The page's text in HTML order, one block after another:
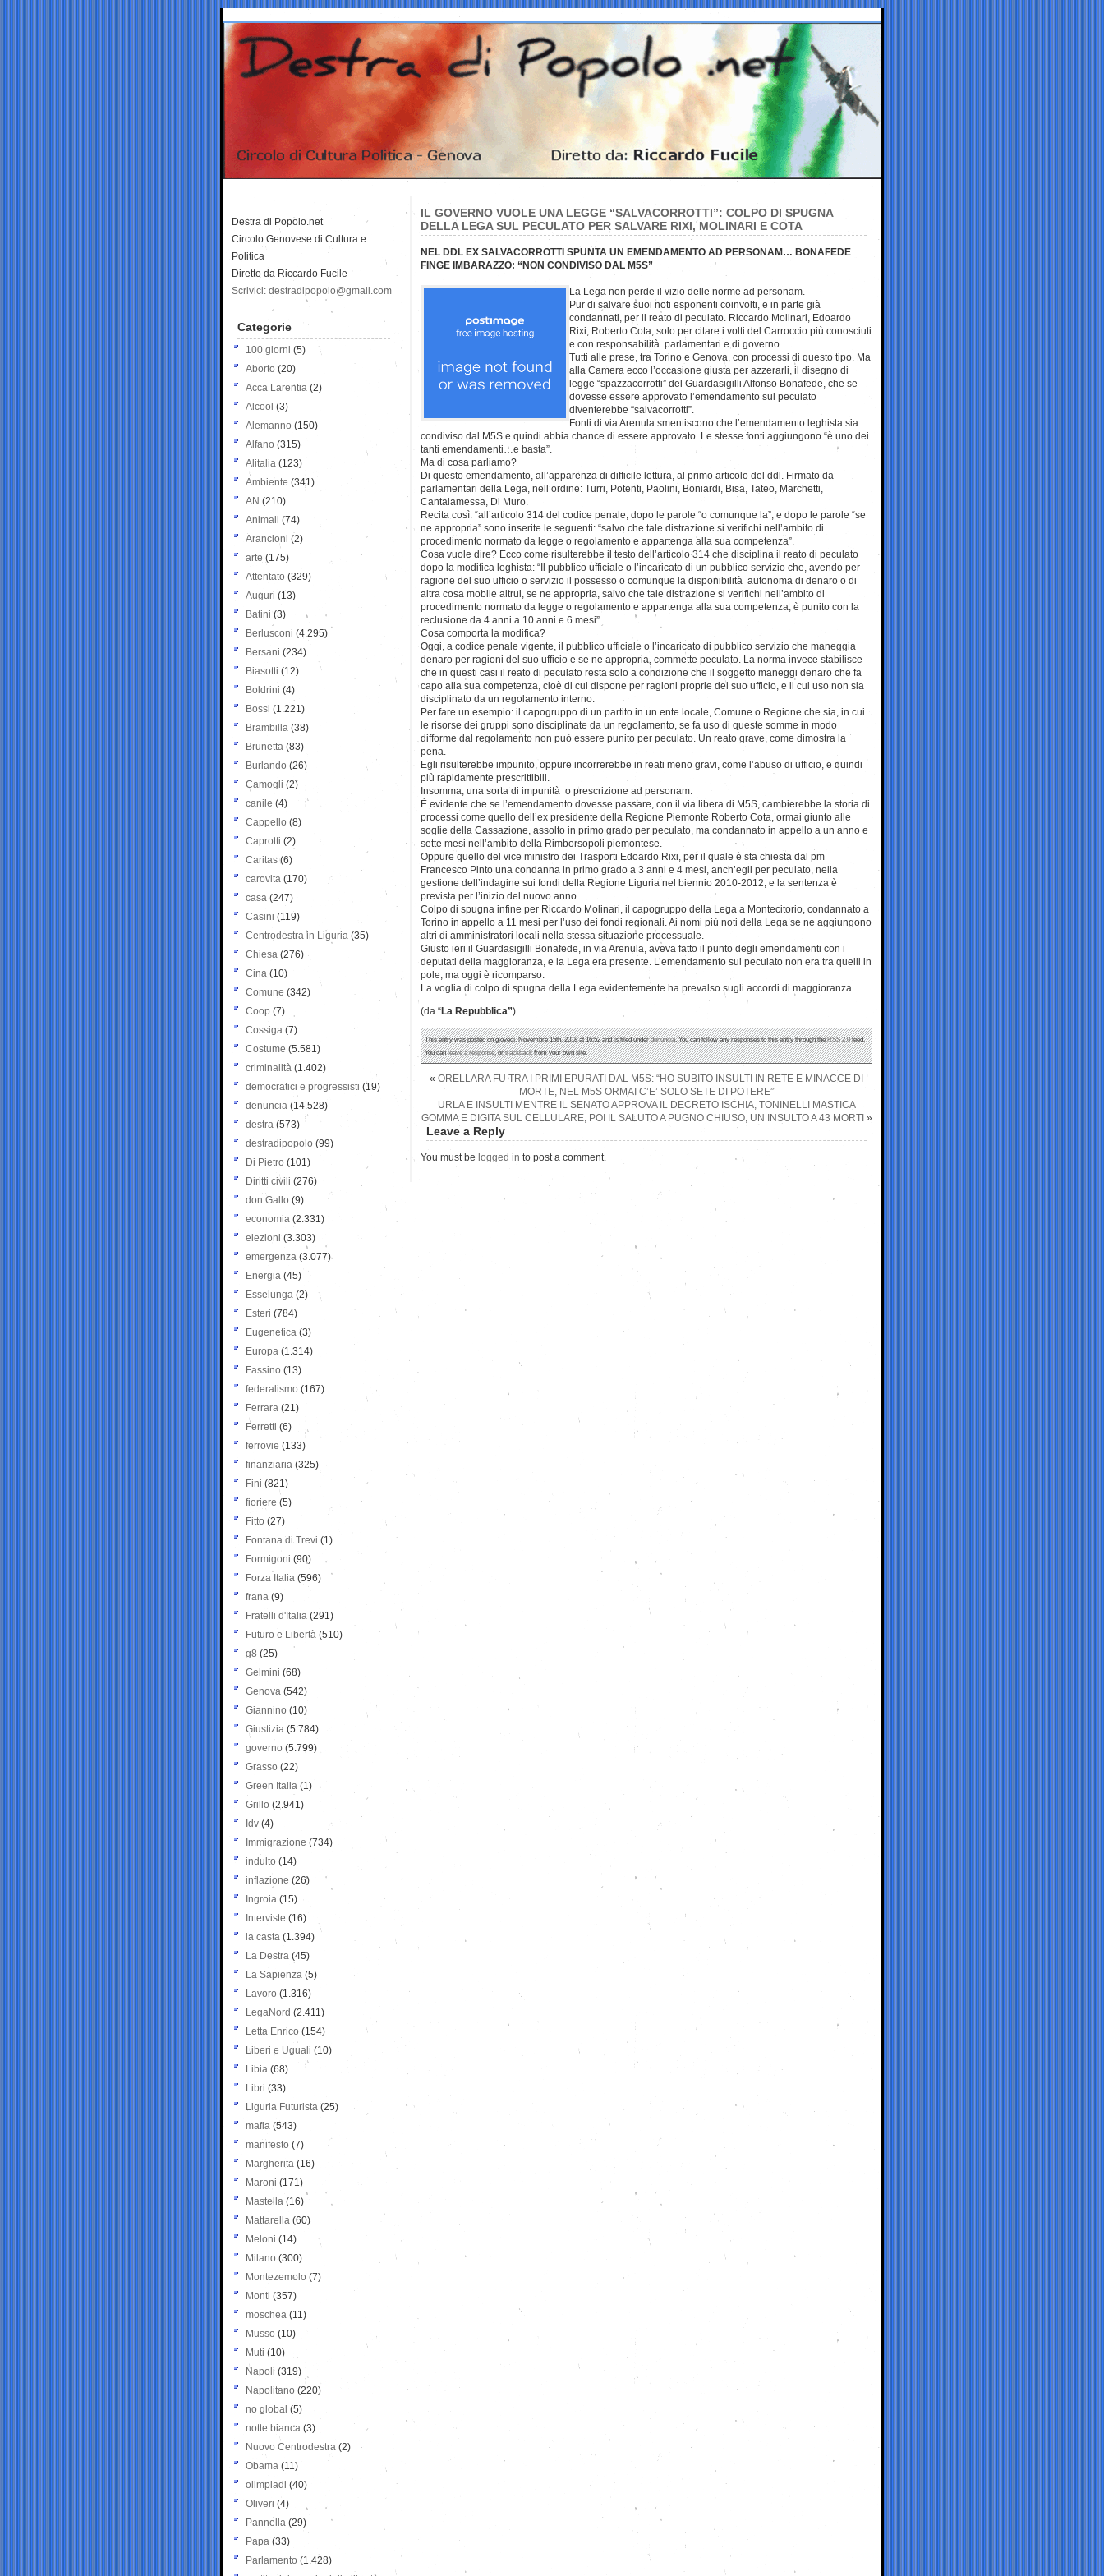
IL GOVERNO VUOLE UNA LEGGE “SALVACORROTTI”: COLPO DI SPUGNA
DELLA LEGA SUL PECULATO PER SALVARE RIXI, MOLINARI E COTA
NEL DDL EX SALVACORROTTI SPUNTA UN EMENDAMENTO AD PERSONAM… BONAFEDE
FINGE IMBARAZZO: “NON CONDIVISO DAL M5S”
La Lega non perde il vizio delle norme ad personam.
Pur di salvare suoi noti esponenti coinvolti, e in parte già
condannati, per il reato di peculato. Riccardo Molinari, Edoardo
Rixi, Roberto Cota, solo per citare i volti del Carroccio più conosciuti
e con responsabilità parlamentari e di governo.
Tutti alle prese, tra Torino e Genova, con processi di questo tipo. Ma
alla Camera ecco l’occasione giusta per azzerarli, il disegno di
legge “spazzacorrotti” del Guardasigilli Alfonso Bonafede, che se
dovesse essere approvato l’emendamento sul peculato
diventerebbe “salvacorrotti”.
Fonti di via Arenula smentiscono che l’emendamento leghista sia
condiviso dal M5S e quindi abbia chance di essere approvato. Le stesse fonti aggiungono “è uno dei
tanti emendamenti…e basta”.
Ma di cosa parliamo?
Di questo emendamento, all’apparenza di difficile lettura, al primo articolo del ddl. Firmato da
parlamentari della Lega, nell’ordine: Turri, Potenti, Paolini, Boniardi, Bisa, Tateo, Marchetti,
Cantalamessa, Di Muro.
Recita così: “all’articolo 314 del codice penale, dopo le parole “o comunque la”, e dopo le parole “se
ne appropria” sono inserite le seguenti: “salvo che tale distrazione si verifichi nell’ambito di
procedimento normato da legge o regolamento e appartenga alla sua competenza”.
Cosa vuole dire? Ecco come risulterebbe il testo dell’articolo 314 che disciplina il reato di peculato
dopo la modifica leghista: “Il pubblico ufficiale o l’incaricato di un pubblico servizio che, avendo per
ragione del suo ufficio o servizio il possesso o comunque la disponibilità autonoma di denaro o di
altra cosa mobile altrui, se ne appropria, salvo che tale distrazione si verifichi nell’ambito di
procedimento normato da legge o regolamento e appartenga alla sua competenza, è punito con la
reclusione da 4 anni a 10 anni e 6 mesi”.
Cosa comporta la modifica?
Oggi, a codice penale vigente, il pubblico ufficiale o l’incaricato di pubblico servizio che maneggia
denaro per ragioni del suo ufficio e se ne appropria, commette peculato. La norma invece stabilisce
che in questi casi il reato di peculato resta solo a condizione che il soggetto maneggi denaro che fa
capo alla sua competenza, cioè di cui dispone per ragioni proprie del suo ufficio, e il cui uso non sia
disciplinato da un regolamento interno.
Per fare un esempio: il capogruppo di un partito in un ente locale, Comune o Regione che sia, in cui
le risorse dei gruppi sono disciplinate da un regolamento, se fa uso di queste somme in modo
difforme dal regolamento non può essere punito per peculato. Un reato grave, come dimostra la
pena.
Egli risulterebbe impunito, oppure incorrerebbe in reati meno gravi, come l’abuso di ufficio, e quindi
più rapidamente prescrittibili.
Insomma, una sorta di impunità o prescrizione ad personam.
È evidente che se l’emendamento dovesse passare, con il via libera di M5S, cambierebbe la storia di
processi come quello dell’ex presidente della Regione Piemonte Roberto Cota, ormai giunto alle
soglie della Cassazione, assolto in primo grado per peculato, ma condannato in appello a un anno e
sette mesi nell’ambito della Rimborsopoli piemontese.
Oppure quello del vice ministro dei Trasporti Edoardo Rixi, per il quale è sta chiesta dal pm
Francesco Pinto una condanna in primo grado a 3 anni e 4 mesi, anch’egli per peculato, nella
gestione dell’indagine sui fondi della Regione Liguria nel biennio 2010-2012, e la sentenza è
prevista per l’inizio del nuovo anno.
Colpo di spugna infine per Riccardo Molinari, il capogruppo della Lega a Montecitorio, condannato a
Torino in appello a 11 mesi per l’uso dei fondi regionali. Ai nomi più noti della Lega se ne aggiungono
altri di amministratori locali nella stessa situazione processuale.
Giusto ieri il Guardasigilli Bonafede, in via Arenula, aveva fatto il punto degli emendamenti con i
deputati della maggioranza, e la Lega era presente. L’emendamento sul peculato non era tra quelli in
pole, ma oggi è ricomparso.
La voglia di colpo di spugna della Lega evidentemente ha prevalso sugli accordi di maggioranza.
(da “La Repubblica”)
This entry was posted on giovedì, Novembre 15th, 2018 at 16:52 and is filed underdenuncia. You can follow any responses to this entry through theRSS 2.0feed.
You canleave a response, ortrackbackfrom your own site.
« ORELLARA FU TRA I PRIMI EPURATI DAL M5S: “HO SUBITO INSULTI IN RETE E MINACCE DI
MORTE, NEL M5S ORMAI C’E’ SOLO SETE DI POTERE”
URLA E INSULTI MENTRE IL SENATO APPROVA IL DECRETO ISCHIA, TONINELLI MASTICA
GOMMA E DIGITA SUL CELLULARE, POI IL SALUTO A PUGNO CHIUSO, UN INSULTO A 43 MORTI »
Leave a Reply
You must be logged in to post a comment.
Destra di Popolo.net
Circolo Genovese di Cultura e
Politica
Diretto da Riccardo Fucile
Scrivici: destradipopolo@gmail.com
Categorie
100 giorni (5)
Aborto (20)
Acca Larentia (2)
Alcool (3)
Alemanno (150)
Alfano (315)
Alitalia (123)
Ambiente (341)
AN (210)
Animali (74)
Arancioni (2)
arte (175)
Attentato (329)
Auguri (13)
Batini (3)
Berlusconi (4.295)
Bersani (234)
Biasotti (12)
Boldrini (4)
Bossi (1.221)
Brambilla (38)
Brunetta (83)
Burlando (26)
Camogli (2)
canile (4)
Cappello (8)
Caprotti (2)
Caritas (6)
carovita (170)
casa (247)
Casini (119)
Centrodestra in Liguria (35)
Chiesa (276)
Cina (10)
Comune (342)
Coop (7)
Cossiga (7)
Costume (5.581)
criminalità (1.402)
democratici e progressisti (19)
denuncia (14.528)
destra (573)
destradipopolo (99)
Di Pietro (101)
Diritti civili (276)
don Gallo (9)
economia (2.331)
elezioni (3.303)
emergenza (3.077)
Energia (45)
Esselunga (2)
Esteri (784)
Eugenetica (3)
Europa (1.314)
Fassino (13)
federalismo (167)
Ferrara (21)
Ferretti (6)
ferrovie (133)
finanziaria (325)
Fini (821)
fioriere (5)
Fitto (27)
Fontana di Trevi (1)
Formigoni (90)
Forza Italia (596)
frana (9)
Fratelli d'Italia (291)
Futuro e Libertà (510)
g8 (25)
Gelmini (68)
Genova (542)
Giannino (10)
Giustizia (5.784)
governo (5.799)
Grasso (22)
Green Italia (1)
Grillo (2.941)
Idv (4)
Immigrazione (734)
indulto (14)
inflazione (26)
Ingroia (15)
Interviste (16)
la casta (1.394)
La Destra (45)
La Sapienza (5)
Lavoro (1.316)
LegaNord (2.411)
Letta Enrico (154)
Liberi e Uguali (10)
Libia (68)
Libri (33)
Liguria Futurista (25)
mafia (543)
manifesto (7)
Margherita (16)
Maroni (171)
Mastella (16)
Mattarella (60)
Meloni (14)
Milano (300)
Montezemolo (7)
Monti (357)
moschea (11)
Musso (10)
Muti (10)
Napoli (319)
Napolitano (220)
no global (5)
notte bianca (3)
Nuovo Centrodestra (2)
Obama (11)
olimpiadi (40)
Oliveri (4)
Pannella (29)
Papa (33)
Parlamento (1.428)